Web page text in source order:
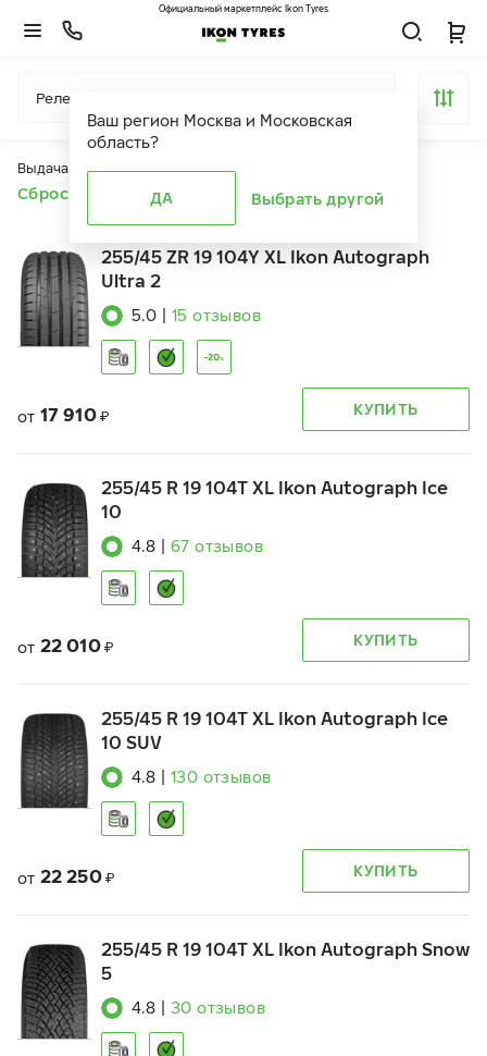
Ваш регион Москва и Московская
область?
ДА Выбрать другой
Официальный маркетплейс Ikon Tyres
Релевантность
Выдача продуктов ограничена действием фильтров
Сбросить все фильтры
255/45 ZR 19 104Y XL Ikon Autograph
Ultra 2
5.0 15 отзывов
от 17 910 ₽ КУПИТЬ
255/45 R 19 104T XL Ikon Autograph Ice
10
4.8 67 отзывов
от 22 010 ₽ КУПИТЬ
255/45 R 19 104T XL Ikon Autograph Ice
10 SUV
4.8 130 отзывов
от 22 250 ₽ КУПИТЬ
255/45 R 19 104T XL Ikon Autograph Snow
5
4.8 30 отзывов